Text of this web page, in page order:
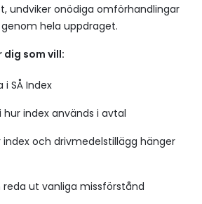
undviker onödiga omförhandlingar
hela uppdraget.
som vill:
SÅ Index
index används i avtal
och drivmedelstillägg hänger
ut vanliga missförstånd